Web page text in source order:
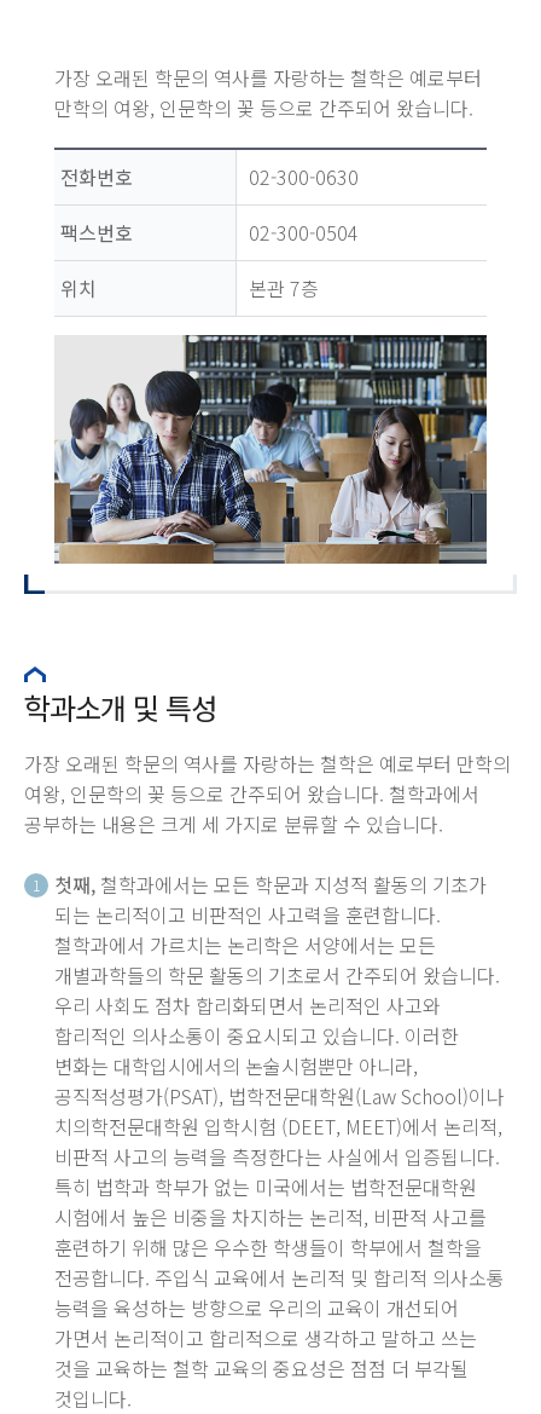
가장 오래된 학문의 역사를 자랑하는 철학은 예로부터
만학의 여왕, 인문학의 꽃 등으로 간주되어 왔습니다.
전화번호
02-300-0630
팩스번호
02-300-0504
위치
본관 7층
학과소개 및 특성
가장 오래된 학문의 역사를 자랑하는 철학은 예로부터 만학의
여왕, 인문학의 꽃 등으로 간주되어 왔습니다. 철학과에서
공부하는 내용은 크게 세 가지로 분류할 수 있습니다.
1 첫째, 철학과에서는 모든 학문과 지성적 활동의 기초가
되는 논리적이고 비판적인 사고력을 훈련합니다.
철학과에서 가르치는 논리학은 서양에서는 모든
개별과학들의 학문 활동의 기초로서 간주되어 왔습니다.
우리 사회도 점차 합리화되면서 논리적인 사고와
합리적인 의사소통이 중요시되고 있습니다. 이러한
변화는 대학입시에서의 논술시험뿐만 아니라,
공직적성평가(PSAT), 법학전문대학원(Law School)이나
치의학전문대학원 입학시험 (DEET, MEET)에서 논리적,
비판적 사고의 능력을 측정한다는 사실에서 입증됩니다.
특히 법학과 학부가 없는 미국에서는 법학전문대학원
시험에서 높은 비중을 차지하는 논리적, 비판적 사고를
훈련하기 위해 많은 우수한 학생들이 학부에서 철학을
전공합니다. 주입식 교육에서 논리적 및 합리적 의사소통
능력을 육성하는 방향으로 우리의 교육이 개선되어
가면서 논리적이고 합리적으로 생각하고 말하고 쓰는
것을 교육하는 철학 교육의 중요성은 점점 더 부각될
것입니다.